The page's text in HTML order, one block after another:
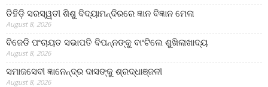
ତିହିଡି଼ ସରସ୍ୱତୀ ଶିଶୁ ବିଦ୍ୟାମନ୍ଦିରରେ ଜ୍ଞାନ ବିଜ୍ଞାନ ମେଳା
August 8, 2026
ବିଜେଡି ପଂଚାୟତ ସଭାପତି ବିପନ୍ନଙ୍କୁ ବାଂଟିଲେ ଶୁଖିଲାଖାଦ୍ୟ
August 8, 2026
ସମାଜସେବୀ ଜ୍ଞାନେନ୍ଦ୍ର ଦାସଙ୍କୁ ଶ୍ରଦ୍ଧାଞ୍ଜଳୀ
August 8, 2026